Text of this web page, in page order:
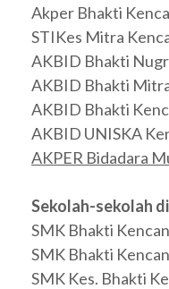
Akper Bhakti
STIKes Mitra
AKBID Bhakti
AKBID Bhakti
AKBID Bhakti
AKBID UNISKA
AKPER Bidadara
Sekolah-sekolah
SMK Bhakti
SMK Bhakti
SMK Kes. Bhakti